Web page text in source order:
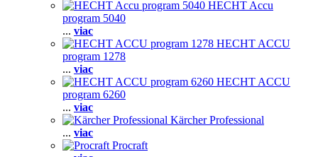
HECHT Accu
program 5040
... viac
HECHT ACCU
program 1278
... viac
HECHT ACCU
program 6260
... viac
Kärcher Professional
... viac
Procraft